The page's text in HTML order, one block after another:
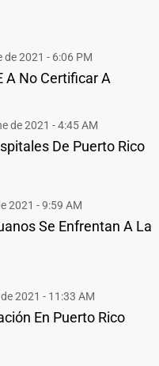
de 2021 - 6:06 PM
A No Certificar A
de 2021 - 4:45 AM
De Puerto Rico
2021 - 9:59 AM
Se Enfrentan A La
2021 - 11:33 AM
En Puerto Rico